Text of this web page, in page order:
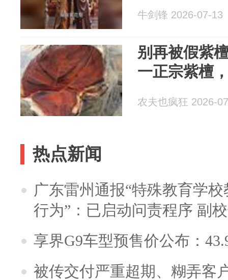
牛剑锋 2026-07-13
别再被假紫
一正宗紫檀
农夫也疯狂 2026-
热点新闻
广东雷州通报“特殊教育学
行为”：已启动问责程序 副
享界G9车型预售价公布：
被传交付严重超期、糊弄客